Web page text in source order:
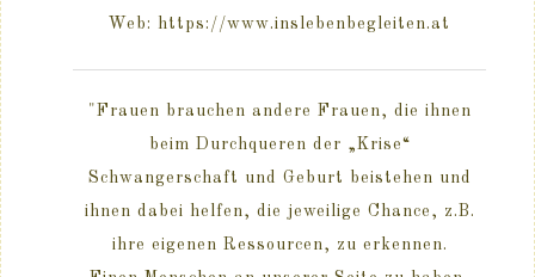
Web: https://www.inslebenbegleiten.at
"Frauen brauchen andere Frauen, die ihnen
beim Durchqueren der „Krise“
Schwangerschaft und Geburt beistehen und
ihnen dabei helfen, die jeweilige Chance, z.B.
ihre eigenen Ressourcen, zu erkennen.